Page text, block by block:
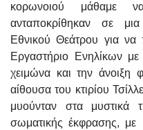
κορωνοιού μάθαμε
ανταποκρίθηκαν σε
Εθνικού Θεάτρου για να
Εργαστήριο Ενηλίκων με
χειμώνα και την άνοιξη
αίθουσα του κτιρίου
μυούνταν στα μυστικά
σωματικής έκφρασης, με